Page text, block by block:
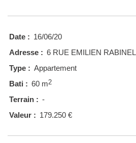
Date : 16/06/20
Adresse : 6 RUE EMILIEN RABINEL
Type : Appartement
Bati : 60 m2
Terrain : -
Valeur : 179.250 €